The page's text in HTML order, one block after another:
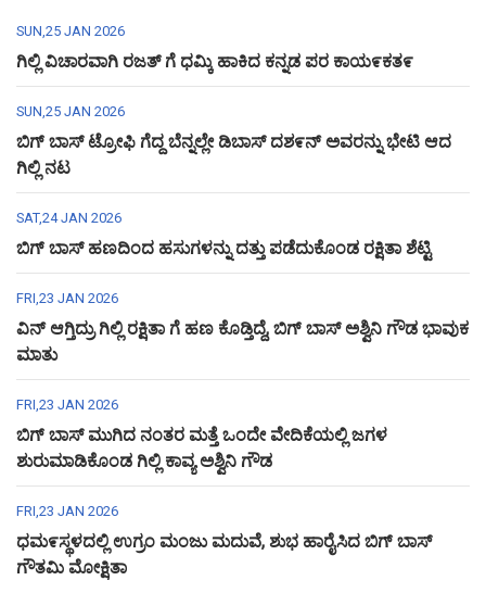
SUN,25 JAN 2026
ಗಿಲ್ಲಿ ವಿಚಾರವಾಗಿ ರಜತ್ ಗೆ ಧಮ್ಕಿ ಹಾಕಿದ ಕನ್ನಡ ಪರ ಕಾಯ೯ಕತ೯
SUN,25 JAN 2026
ಬಿಗ್ ಬಾಸ್ ಟ್ರೋಫಿ ಗೆದ್ದ ಬೆನ್ನಲ್ಲೇ ಡಿಬಾಸ್ ದಶ೯ನ್ ಅವರನ್ನು ಭೇಟಿ ಆದ
ಗಿಲ್ಲಿ ನಟ
SAT,24 JAN 2026
ಬಿಗ್ ಬಾಸ್ ಹಣದಿಂದ ಹಸುಗಳನ್ನು ದತ್ತು ಪಡೆದುಕೊಂಡ ರಕ್ಷಿತಾ ಶೆಟ್ಟಿ
FRI,23 JAN 2026
ವಿನ್ ಆಗ್ತಿದ್ರು ಗಿಲ್ಲಿ ರಕ್ಷಿತಾ ಗೆ ಹಣ ಕೊಡ್ತಿದ್ದೆ, ಬಿಗ್ ಬಾಸ್ ಅಶ್ವಿನಿ ಗೌಡ ಭಾವುಕ
ಮಾತು
FRI,23 JAN 2026
ಬಿಗ್ ಬಾಸ್ ಮುಗಿದ ನಂತರ ಮತ್ತೆ ಒಂದೇ ವೇದಿಕೆಯಲ್ಲಿ ಜಗಳ
ಶುರುಮಾಡಿಕೊಂಡ ಗಿಲ್ಲಿ ಕಾವ್ಯ ಅಶ್ವಿನಿ ಗೌಡ
FRI,23 JAN 2026
ಧಮ೯ಸ್ಥಳದಲ್ಲಿ ಉಗ್ರಂ ಮಂಜು ಮದುವೆ, ಶುಭ ಹಾರೈಸಿದ ಬಿಗ್ ಬಾಸ್
ಗೌತಮಿ ಮೋಕ್ಷಿತಾ